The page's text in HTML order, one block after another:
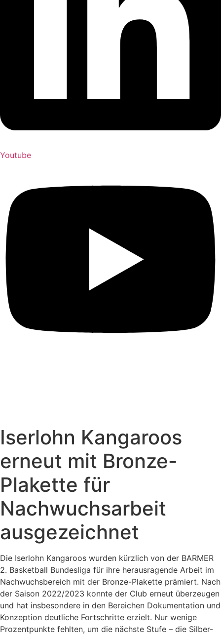
Youtube
Iserlohn Kangaroos
erneut mit Bronze-
Plakette für
Nachwuchsarbeit
ausgezeichnet
Die Iserlohn Kangaroos wurden kürzlich von der BARMER
2. Basketball Bundesliga für ihre herausragende Arbeit im
Nachwuchsbereich mit der Bronze-Plakette prämiert. Nach
der Saison 2022/2023 konnte der Club erneut überzeugen
und hat insbesondere in den Bereichen Dokumentation und
Konzeption deutliche Fortschritte erzielt. Nur wenige
Prozentpunkte fehlten, um die nächste Stufe – die Silber-